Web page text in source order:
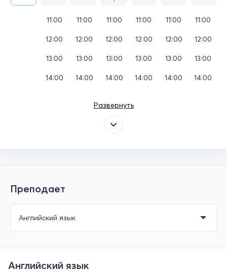
11:00
12:00
13:00
14:00
11:00
12:00
13:00
14:00
11:00
12:00
13:00
14:00
11:00
12:00
13:00
14:00
11:00
12:00
13:00
14:00
11:00
12:00
13:00
14:00
Развернуть
Преподает
Английский язык